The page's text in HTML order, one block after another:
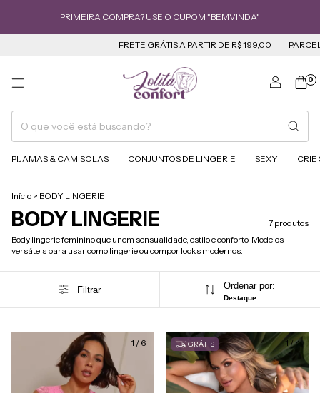
PRIMEIRA COMPRA? USE O CUPOM "BEMVINDA"
FRETE GRÁTIS A PARTIR DE R$ 199,00 PARCELE
0
PIJAMAS & CAMISOLAS CONJUNTOS DE LINGERIE SEXY CRIE
Início > BODY LINGERIE
BODY LINGERIE
7 produtos
Body lingerie feminino que unem sensualidade, estilo e conforto. Modelos
versáteis para usar como lingerie ou compor looks modernos.
Filtrar Ordenar por:
Destaque
1 / 6 1/4
GRÁTIS